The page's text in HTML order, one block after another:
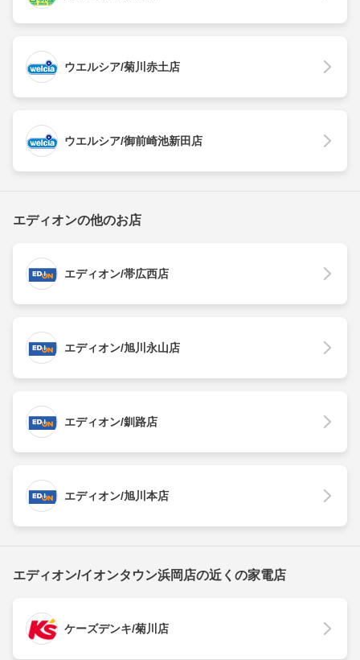
ウエルシア/菊川赤土店
ウエルシア/御前崎池新田店
エディオンの他のお店
エディオン/帯広西店
エディオン/旭川永山店
エディオン/釧路店
エディオン/旭川本店
エディオン/イオンタウン浜岡店の近くの家電店
ケーズデンキ/菊川店